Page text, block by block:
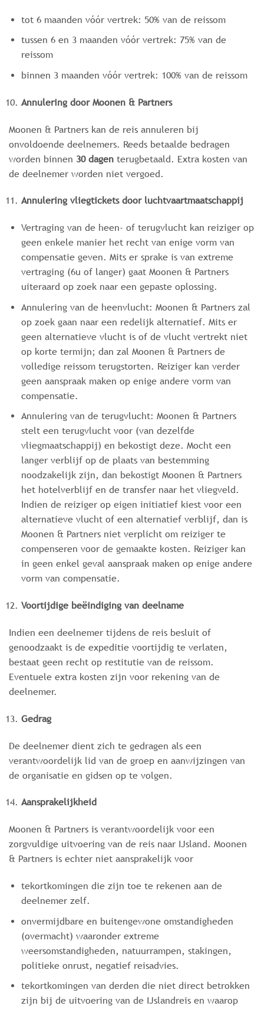
tot 6 maanden vóór vertrek: 50% van de reissom
tussen 6 en 3 maanden vóór vertrek: 75% van de
reissom
binnen 3 maanden vóór vertrek: 100% van de reissom
Annulering door Moonen & Partners
Moonen & Partners kan de reis annuleren bij
onvoldoende deelnemers. Reeds betaalde bedragen
worden binnen 30 dagen terugbetaald. Extra kosten van
de deelnemer worden niet vergoed.
Annulering vliegtickets door luchtvaartmaatschappij
Vertraging van de heen- of terugvlucht kan reiziger op
geen enkele manier het recht van enige vorm van
compensatie geven. Mits er sprake is van extreme
vertraging (6u of langer) gaat Moonen & Partners
uiteraard op zoek naar een gepaste oplossing.
Annulering van de heenvlucht: Moonen & Partners zal
op zoek gaan naar een redelijk alternatief. Mits er
geen alternatieve vlucht is of de vlucht vertrekt niet
op korte termijn; dan zal Moonen & Partners de
volledige reissom terugstorten. Reiziger kan verder
geen aanspraak maken op enige andere vorm van
compensatie.
Annulering van de terugvlucht: Moonen & Partners
stelt een terugvlucht voor (van dezelfde
vliegmaatschappij) en bekostigt deze. Mocht een
langer verblijf op de plaats van bestemming
noodzakelijk zijn, dan bekostigt Moonen & Partners
het hotelverblijf en de transfer naar het vliegveld.
Indien de reiziger op eigen initiatief kiest voor een
alternatieve vlucht of een alternatief verblijf, dan is
Moonen & Partners niet verplicht om reiziger te
compenseren voor de gemaakte kosten. Reiziger kan
in geen enkel geval aanspraak maken op enige andere
vorm van compensatie.
Voortijdige beëindiging van deelname
Indien een deelnemer tijdens de reis besluit of
genoodzaakt is de expeditie voortijdig te verlaten,
bestaat geen recht op restitutie van de reissom.
Eventuele extra kosten zijn voor rekening van de
deelnemer.
Gedrag
De deelnemer dient zich te gedragen als een
verantwoordelijk lid van de groep en aanwijzingen van
de organisatie en gidsen op te volgen.
Aansprakelijkheid
Moonen & Partners is verantwoordelijk voor een
zorgvuldige uitvoering van de reis naar IJsland. Moonen
& Partners is echter niet aansprakelijk voor
tekortkomingen die zijn toe te rekenen aan de
deelnemer zelf.
onvermijdbare en buitengewone omstandigheden
(overmacht) waaronder extreme
weersomstandigheden, natuurrampen, stakingen,
politieke onrust, negatief reisadvies.
tekortkomingen van derden die niet direct betrokken
zijn bij de uitvoering van de IJslandreis en waarop